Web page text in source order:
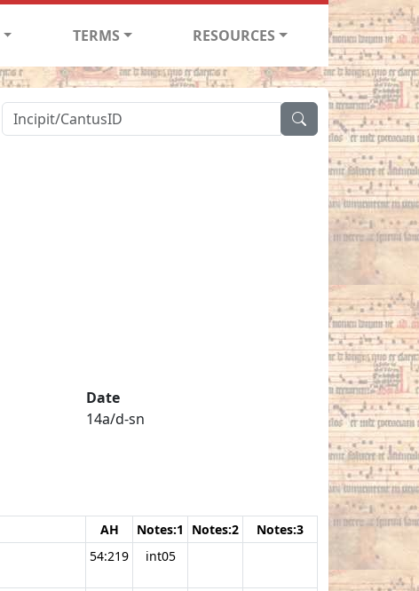
TERMS RESOURCES
Date
14a/d-sn
AH Notes:1 Notes:2
Notes:3
54:219 int05